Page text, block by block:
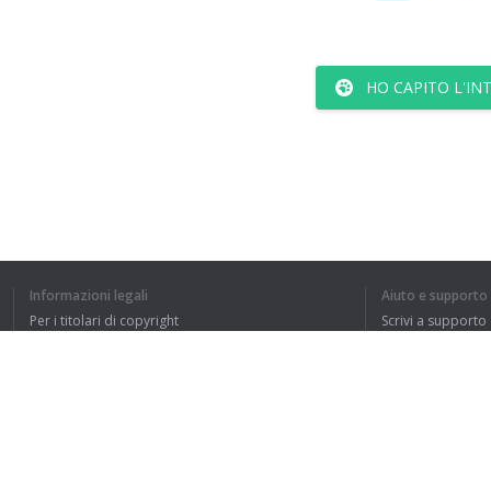
HO CAPITO
Informazioni legali
Per i titolari di copyright
Aiuto e supporto
Scrivi a supporto